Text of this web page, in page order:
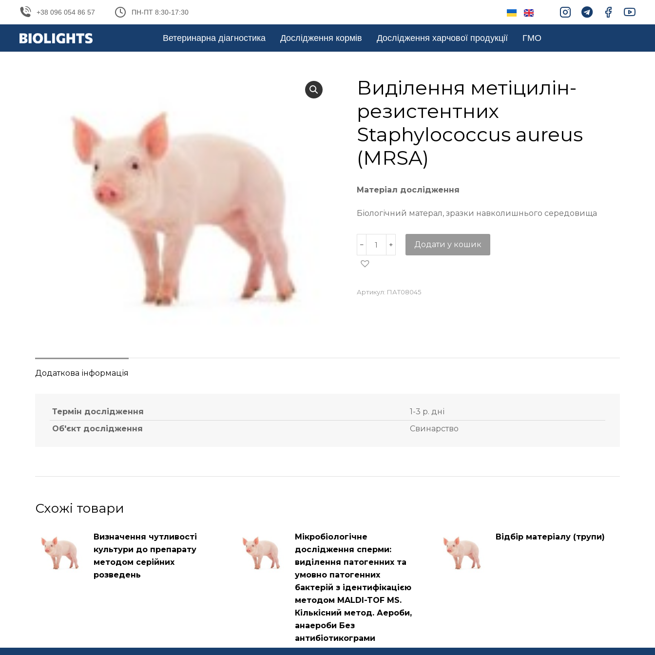
+38 096 054 86 57 ПН-ПТ 8:30-17:30
Ветеринарна діагностика Дослідження кормів Дослідження харчової продукції ГМО
Виділення метіцилін-
резистентних
Staphylococcus aureus
(MRSA)
Матеріал дослідження
Біологічний матерал, зразки навколишнього середовища
Додати у кошик
Артикул: ПАТ08045
Додаткова інформація
Термін дослідження
1-3 р. дні
Об'єкт дослідження
Свинарство
Схожі товари
Визначення чутливості
культури до препарату
методом серійних
розведень
Мікробіологічне
дослідження сперми:
виділення патогенних та
умовно патогенних
бактерій з ідентифікацією
методом MALDI-TOF MS.
Кількісний метод. Аероби,
анаероби Без
антибіотикограми
Відбір матеріалу (трупи)